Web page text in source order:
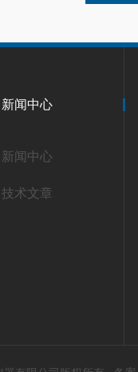
新闻中心
新闻中心
技术文章